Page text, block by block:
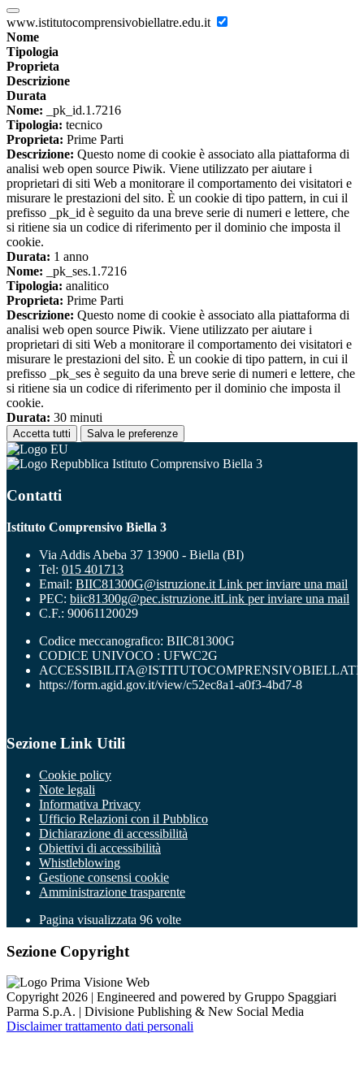
www.istitutocomprensivobiellatre.edu.it
Nome
Tipologia
Proprieta
Descrizione
Durata
Nome: _pk_id.1.7216
Tipologia: tecnico
Proprieta: Prime Parti
Descrizione: Questo nome di cookie è associato alla piattaforma di
analisi web open source Piwik. Viene utilizzato per aiutare i
proprietari di siti Web a monitorare il comportamento dei visitatori e
misurare le prestazioni del sito. È un cookie di tipo pattern, in cui il
prefisso _pk_id è seguito da una breve serie di numeri e lettere, che
si ritiene sia un codice di riferimento per il dominio che imposta il
cookie.
Durata: 1 anno
Nome: _pk_ses.1.7216
Tipologia: analitico
Proprieta: Prime Parti
Descrizione: Questo nome di cookie è associato alla piattaforma di
analisi web open source Piwik. Viene utilizzato per aiutare i
proprietari di siti Web a monitorare il comportamento dei visitatori e
misurare le prestazioni del sito. È un cookie di tipo pattern, in cui il
prefisso _pk_ses è seguito da una breve serie di numeri e lettere, che
si ritiene sia un codice di riferimento per il dominio che imposta il
cookie.
Durata: 30 minuti
Accetta tutti Salva le preferenze
Istituto Comprensivo Biella 3
Contatti
Istituto Comprensivo Biella 3
Via Addis Abeba 37 13900 - Biella (BI)
Tel: 015 401713
Email: BIIC81300G@istruzione.it Link per inviare una mail
PEC: biic81300g@pec.istruzione.itLink per inviare una mail
C.F.: 90061120029
Codice meccanografico: BIIC81300G
CODICE UNIVOCO : UFWC2G
https://form.agid.gov.it/view/c52ec8a1-a0f3-4bd7-8
Sezione Link Utili
Cookie policy
Note legali
Informativa Privacy
Ufficio Relazioni con il Pubblico
Dichiarazione di accessibilità
Obiettivi di accessibilità
Whistleblowing
Gestione consensi cookie
Amministrazione trasparente
Pagina visualizzata 96 volte
Sezione Copyright
Copyright 2026 | Engineered and powered by Gruppo Spaggiari
Parma S.p.A. | Divisione Publishing & New Social Media
Disclaimer trattamento dati personali